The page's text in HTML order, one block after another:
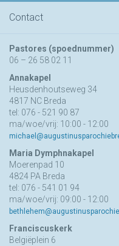
Contact
Pastores (spoednummer)
06 – 26 58 02 11
Annakapel
Heusdenhoutseweg 34
4817 NC Breda
tel: 076 - 521 90 87
ma/woe/vrij: 10:00 - 12:00
Maria Dymphnakapel
Moerenpad 10
4824 PA Breda
tel: 076 - 541 01 94
ma/woe/vrij: 09:00 - 12:00
Franciscuskerk
Belgiëplein 6